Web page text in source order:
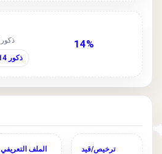
14%
ذكور 5 / إناث 30 — المجموع 35
ذكور 14%
ترخيص/قيد
الملف التعريفي